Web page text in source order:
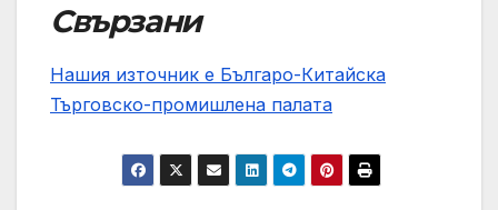
Свързани
Нашия източник е Българо-Китайска
Търговско-промишлена палaта